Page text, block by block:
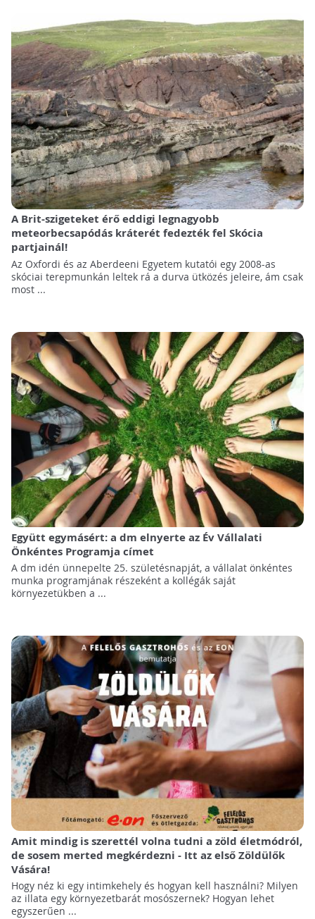
A Brit-szigeteket érő eddigi legnagyobb
meteorbecsapódás kráterét fedezték fel Skócia
partjainál!
Az Oxfordi és az Aberdeeni Egyetem kutatói egy 2008-as
skóciai terepmunkán leltek rá a durva ütközés jeleire, ám csak
most ...
Együtt egymásért: a dm elnyerte az Év Vállalati
Önkéntes Programja címet
A dm idén ünnepelte 25. születésnapját, a vállalat önkéntes
munka programjának részeként a kollégák saját
környezetükben a ...
Amit mindig is szerettél volna tudni a zöld életmódról,
de sosem merted megkérdezni - Itt az első Zöldülők
Vására!
Hogy néz ki egy intimkehely és hogyan kell használni? Milyen
az illata egy környezetbarát mosószernek? Hogyan lehet
egyszerűen ...